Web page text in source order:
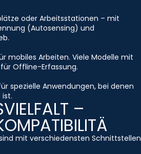
oder Arbeitsstationen – mit
(Autosensing) und
mobiles Arbeiten. Viele Modelle mit
Offline-Erfassung.
spezielle Anwendungen, bei denen
–
mit verschiedensten Schnittstellen